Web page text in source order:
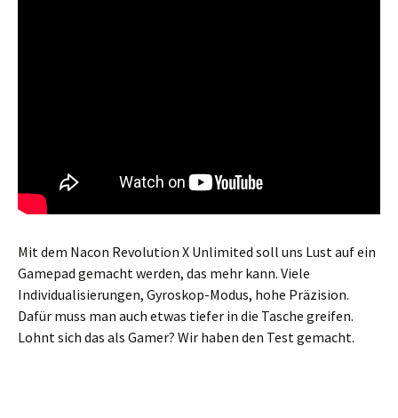
Mit dem Nacon Revolution X Unlimited soll uns Lust auf ein
Gamepad gemacht werden, das mehr kann. Viele
Individualisierungen, Gyroskop-Modus, hohe Präzision.
Dafür muss man auch etwas tiefer in die Tasche greifen.
Lohnt sich das als Gamer? Wir haben den Test gemacht.